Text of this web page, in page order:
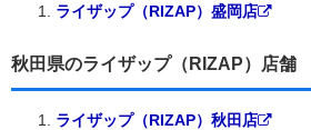
ライザップ（RIZAP）盛岡店
秋田県のライザップ（RIZAP）店舗
ライザップ（RIZAP）秋田店